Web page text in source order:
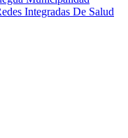
Integradas De Salud